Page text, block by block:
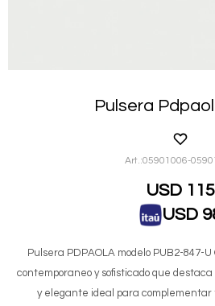
Pulsera
05901006-
USD 115
USD
Pulsera PDPAOLA modelo PUB2-847-
contemporaneo y sofisticado que
y elegante ideal para complementar